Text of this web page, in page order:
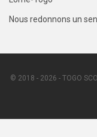
Nous redonnons un
© 2018 - 2026 - TOGO